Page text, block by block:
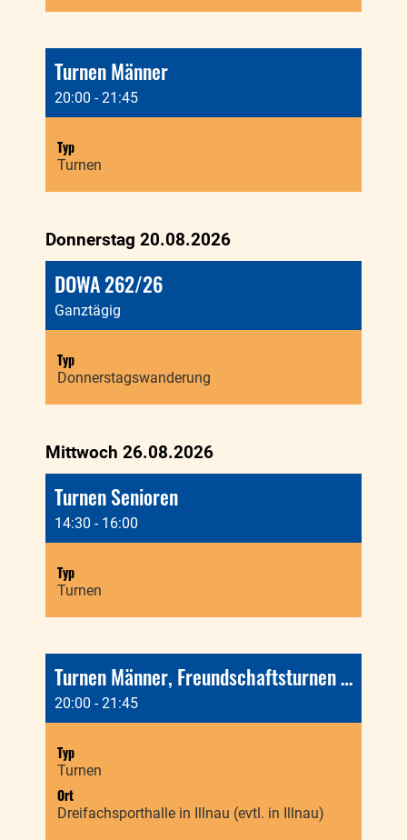
Turnen Männer
20:00 - 21:45
Typ
Turnen
Donnerstag 20.08.2026
DOWA 262/26
Ganztägig
Typ
Donnerstagswanderung
Mittwoch 26.08.2026
Turnen Senioren
14:30 - 16:00
Typ
Turnen
Turnen Männer, Freundschaftsturnen mit Effretikon
20:00 - 21:45
Typ
Turnen
Ort
Dreifachsporthalle in Illnau (evtl. in Illnau)